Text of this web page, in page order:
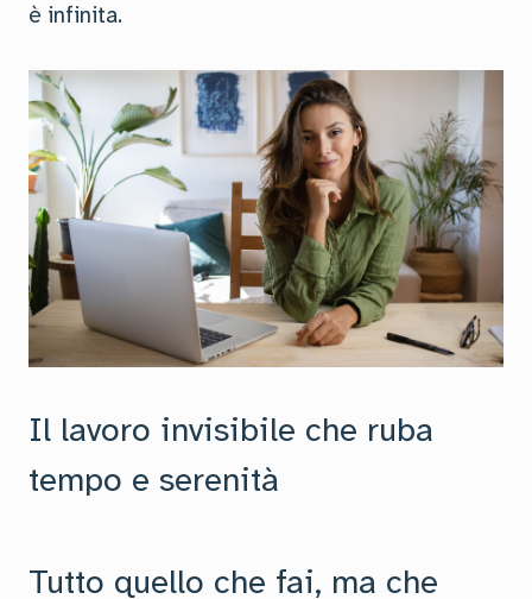
è infinita.
Il lavoro invisibile che ruba
tempo e serenità
Tutto quello che fai, ma che